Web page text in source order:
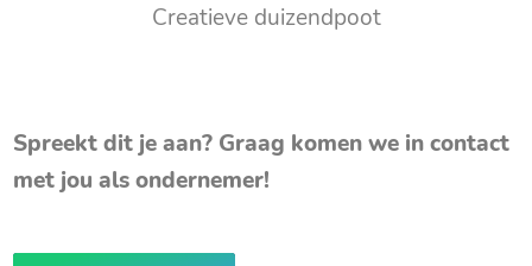
Creatieve duizendpoot
Spreekt dit je aan? Graag komen we in contact
met jou als ondernemer!